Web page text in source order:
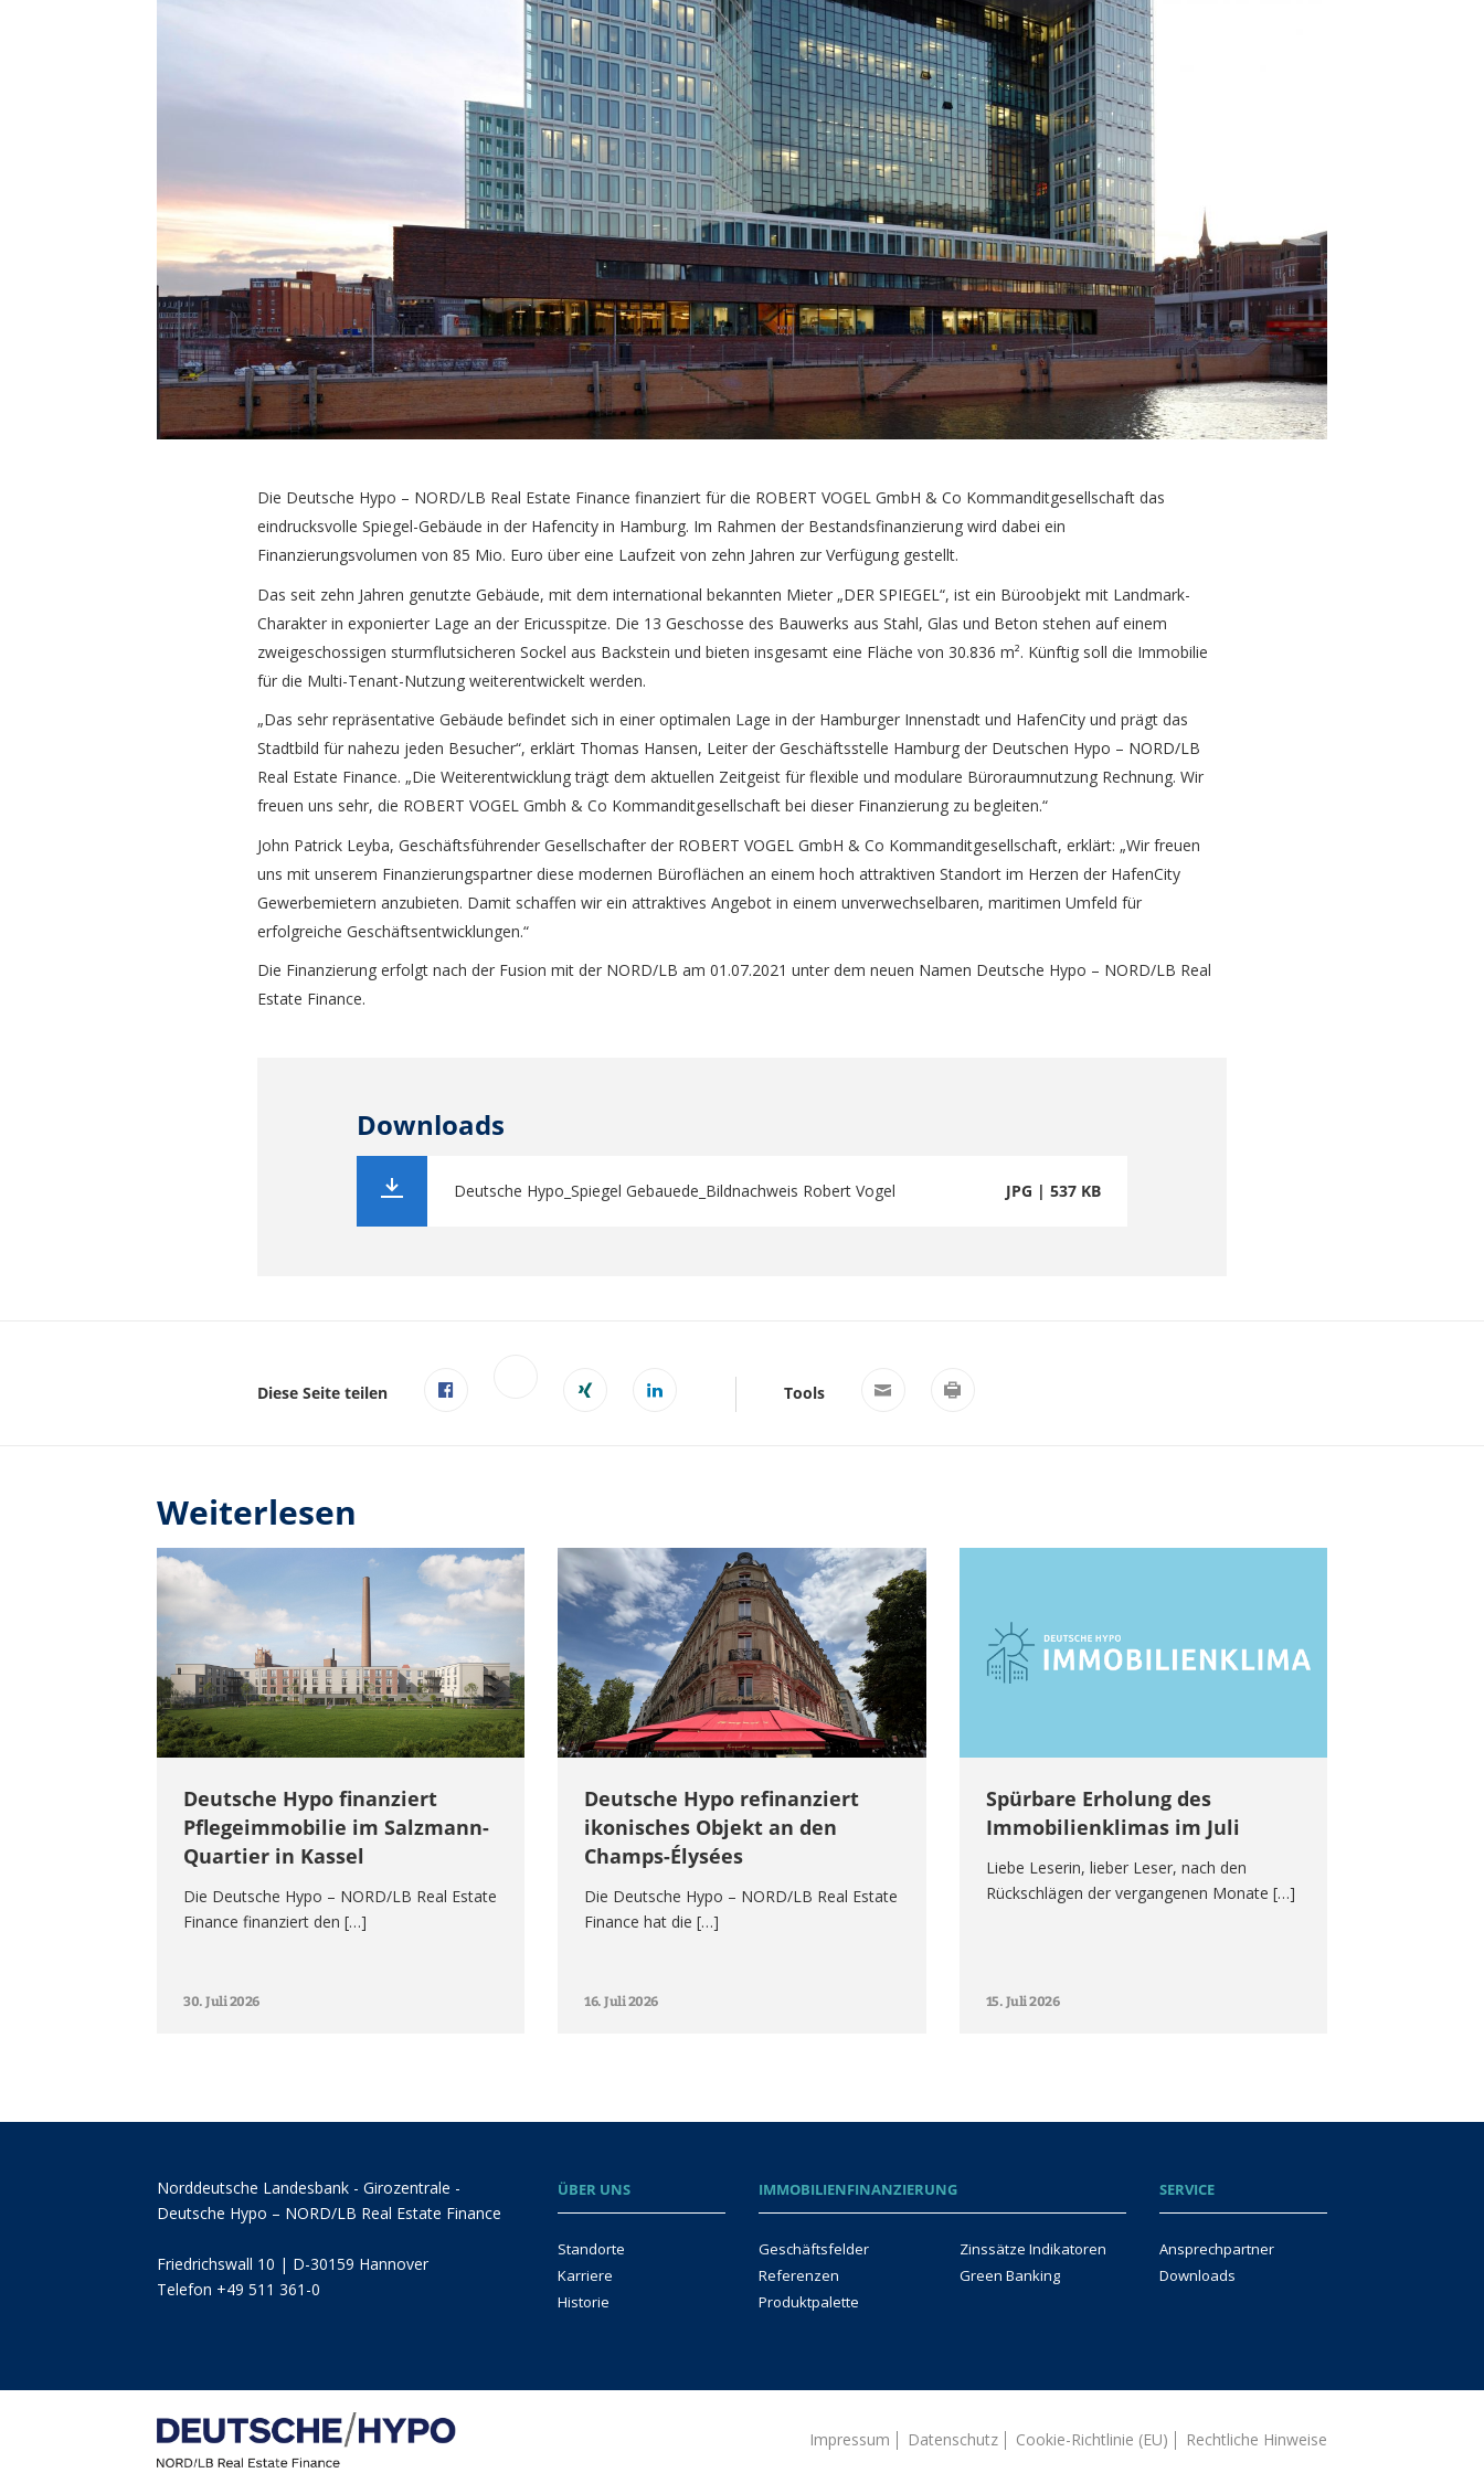
Die Deutsche Hypo – NORD/LB Real Estate Finance finanziert für die ROBERT VOGEL GmbH & Co Kommanditgesellschaft das
eindrucksvolle Spiegel-Gebäude in der Hafencity in Hamburg. Im Rahmen der Bestandsfinanzierung wird dabei ein
Finanzierungsvolumen von 85 Mio. Euro über eine Laufzeit von zehn Jahren zur Verfügung gestellt.
Das seit zehn Jahren genutzte Gebäude, mit dem international bekannten Mieter „DER SPIEGEL“, ist ein Büroobjekt mit Landmark-
Charakter in exponierter Lage an der Ericusspitze. Die 13 Geschosse des Bauwerks aus Stahl, Glas und Beton stehen auf einem
zweigeschossigen sturmflutsicheren Sockel aus Backstein und bieten insgesamt eine Fläche von 30.836 m². Künftig soll die Immobilie
für die Multi-Tenant-Nutzung weiterentwickelt werden.
„Das sehr repräsentative Gebäude befindet sich in einer optimalen Lage in der Hamburger Innenstadt und HafenCity und prägt das
Stadtbild für nahezu jeden Besucher“, erklärt Thomas Hansen, Leiter der Geschäftsstelle Hamburg der Deutschen Hypo – NORD/LB
Real Estate Finance. „Die Weiterentwicklung trägt dem aktuellen Zeitgeist für flexible und modulare Büroraumnutzung Rechnung. Wir
freuen uns sehr, die ROBERT VOGEL Gmbh & Co Kommanditgesellschaft bei dieser Finanzierung zu begleiten.“
John Patrick Leyba, Geschäftsführender Gesellschafter der ROBERT VOGEL GmbH & Co Kommanditgesellschaft, erklärt: „Wir freuen
uns mit unserem Finanzierungspartner diese modernen Büroflächen an einem hoch attraktiven Standort im Herzen der HafenCity
Gewerbemietern anzubieten. Damit schaffen wir ein attraktives Angebot in einem unverwechselbaren, maritimen Umfeld für
erfolgreiche Geschäftsentwicklungen.“
Die Finanzierung erfolgt nach der Fusion mit der NORD/LB am 01.07.2021 unter dem neuen Namen Deutsche Hypo – NORD/LB Real
Estate Finance.
Downloads
Deutsche Hypo_Spiegel Gebauede_Bildnachweis Robert Vogel JPG | 537 KB
Diese Seite teilen Tools
Weiterlesen
Deutsche Hypo finanziert
Pflegeimmobilie im Salzmann-
Quartier in Kassel
Die Deutsche Hypo – NORD/LB Real Estate
Finance finanziert den […]
30. Juli 2026
Deutsche Hypo refinanziert
ikonisches Objekt an den
Champs-Élysées
Die Deutsche Hypo – NORD/LB Real Estate
Finance hat die […]
16. Juli 2026
Spürbare Erholung des
Immobilienklimas im Juli
Liebe Leserin, lieber Leser, nach den
Rückschlägen der vergangenen Monate […]
15. Juli 2026
Norddeutsche Landesbank - Girozentrale -
Deutsche Hypo – NORD/LB Real Estate Finance
Friedrichswall 10 | D-30159 Hannover
Telefon +49 511 361-0
ÜBER UNS
Standorte
Karriere
Historie
IMMOBILIENFINANZIERUNG
Geschäftsfelder
Referenzen
Produktpalette
Zinssätze Indikatoren
Green Banking
SERVICE
Ansprechpartner
Downloads
Impressum Datenschutz Cookie-Richtlinie (EU) Rechtliche Hinweise